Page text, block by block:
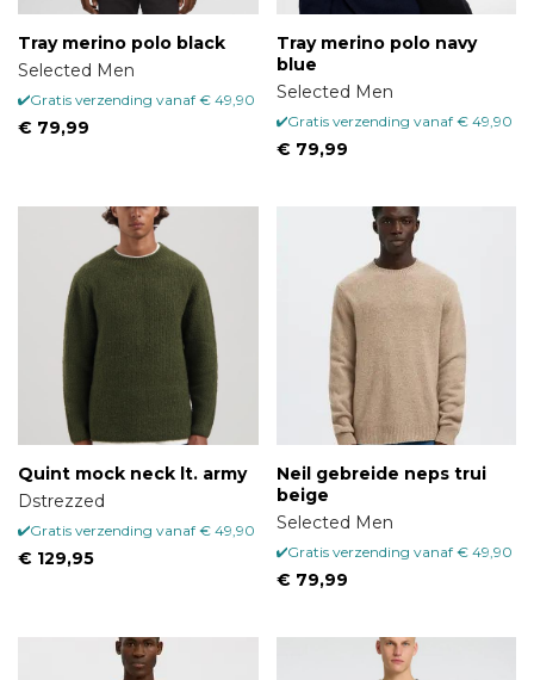
kopen. We nodigen je echter graag uit om bij ons langs
te komen in onze Hype Heroes winkel in Den Bosch. Zo
kunnen we je bijvoorbeeld helpen met de juiste maat en
combinaties voor de juiste gelegenheid te vinden. Wij zijn
gevestigd in het centrum van Den Bosch aan de
Tray merino polo black
Selected Men
Gratis verzending vanaf € 49,90
€ 79,99
Tray merino polo navy
blue
Selected Men
Gratis verzending vanaf € 49,90
€ 79,99
Quint mock neck lt. army
Dstrezzed
Gratis verzending vanaf € 49,90
€ 129,95
Neil gebreide neps trui
beige
Selected Men
Gratis verzending vanaf € 49,90
€ 79,99